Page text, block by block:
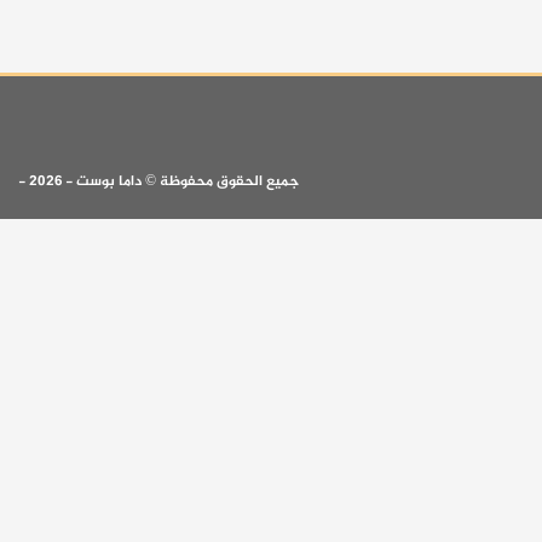
جميع الحقوق محفوظة © داما بوست - 2026 -